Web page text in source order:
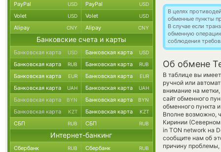
В целях
обменные пункты
В случае если
обменную
соблюдения
Об обмене
В таблице вы
ручной или
внимание на
сайт обменного
обменного пункта
Вполне возможно,
Киринии
in TON network на
сообщите нам об
причину проблемы,
PayPal USD PayPal USD
Volet USD Volet USD
Alipay CNY Alipay CNY
Банковские счета и карты
Банковская карта USD Банковская карта USD
Банковская карта RUB Банковская карта RUB
Банковская карта EUR Банковская карта EUR
Банковская карта UAH Банковская карта UAH
Банковская карта BYN Банковская карта BYN
Банковская карта KZT Банковская карта KZT
СБП RUB СБП RUB
Интернет-банкинг
Сбербанк RUB Сбербанк RUB